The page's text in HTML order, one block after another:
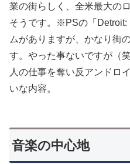
業の街らしく、全米最大の
そうです。※PSの「Detroit:
ムがありますが、かなり街
す。やった事ないですが（
人の仕事を奪い反アンドロ
いな内容。
音楽の中心地